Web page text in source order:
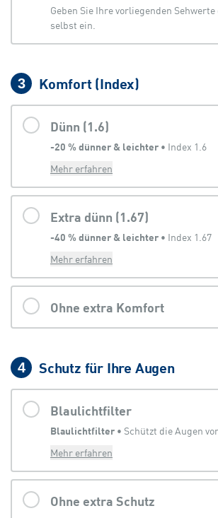
Geben Sie Ihre vorliegenden
selbst ein.
3 Komfort (Index)
Dünn (1.6)
-20 % dünner & leichter • Index 1.6
Mehr erfahren
Extra dünn (1.67)
-40 % dünner & leichter • Index 1.67
Mehr erfahren
Ohne extra Komfort
4 Schutz für Ihre Augen
Blaulichtfilter
Blaulichtfilter •
Mehr erfahren
Ohne extra Schutz